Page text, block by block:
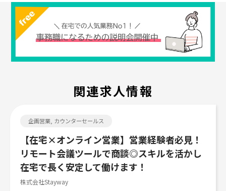
関連求人情報
Job search
企画営業, カウンターセールス
【在宅×オンライン営業】営業経験者必見！
リモート会議ツールで商談◎スキルを活かし
在宅で長く安定して働けます！
株式会社Stayway